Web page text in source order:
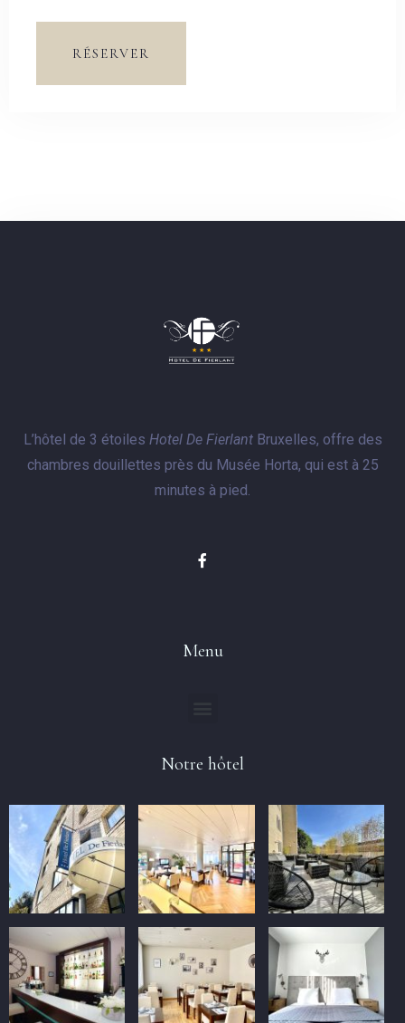
RÉSERVER
L’hôtel de 3 étoiles Hotel De FierlantBruxelles, offre des
chambres douillettes près du Musée Horta, qui est à 25
minutes à pied.
Menu
Notre hôtel